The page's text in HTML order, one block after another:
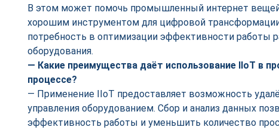
В этом может помочь промышленный интернет
хорошим инструментом для цифровой
потребность в оптимизации эффективности работы
оборудования.
— Какие преимущества даёт использование IIoT в
процессе?
— Применение IIoT предоставляет возможность
управления оборудованием. Сбор и анализ данных
эффективность работы и уменьшить количество